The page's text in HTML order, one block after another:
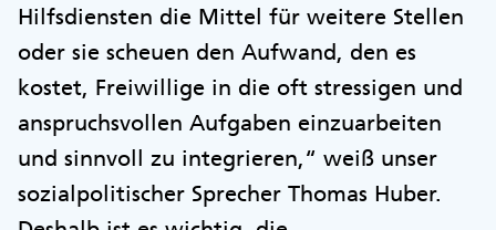
Hilfsdiensten die Mittel für weitere Stellen
oder sie scheuen den Aufwand, den es
kostet, Freiwillige in die oft stressigen und
anspruchsvollen Aufgaben einzuarbeiten
und sinnvoll zu integrieren,“ weiß unser
sozialpolitischer Sprecher Thomas Huber.